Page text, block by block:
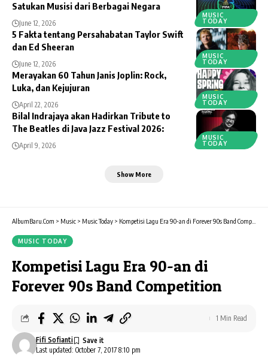
MUSIC
TODAY
Satukan Musisi dari Berbagai Negara
June 12, 2026
MUSIC
TODAY
5 Fakta tentang Persahabatan Taylor Swift
dan Ed Sheeran
June 12, 2026
MUSIC
TODAY
Merayakan 60 Tahun Janis Joplin: Rock,
Luka, dan Kejujuran
April 22, 2026
MUSIC
TODAY
Bilal Indrajaya akan Hadirkan Tribute to
The Beatles di Java Jazz Festival 2026:
April 9, 2026
Show More
AlbumBaru.Com > Music > Music Today > Kompetisi Lagu Era 90-an di Forever 90s Band Competition
MUSIC TODAY
Kompetisi Lagu Era 90-an di
Forever 90s Band Competition
Last updated: October 7, 2017 8:10 pm
Fifi Sofianti
1 Min Read